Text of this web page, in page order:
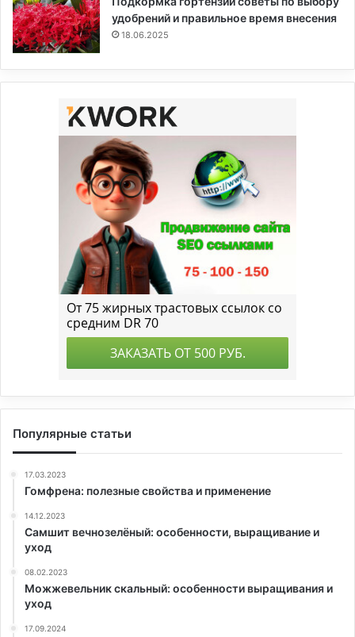
удобрений и правильное время внесения
18.06.2025
Популярные статьи
17.03.2023
Гомфрена: полезные свойства и применение
14.12.2023
Самшит вечнозелёный: особенности, выращивание и
уход
08.02.2023
Можжевельник скальный: особенности выращивания и
уход
17.09.2024